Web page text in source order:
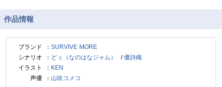
作品情報
ブランド
SURVIVE MORE
シナリオ
どぅ（なのはなジャム）
優詩織
イラスト
KEN
声優
山吹コメコ